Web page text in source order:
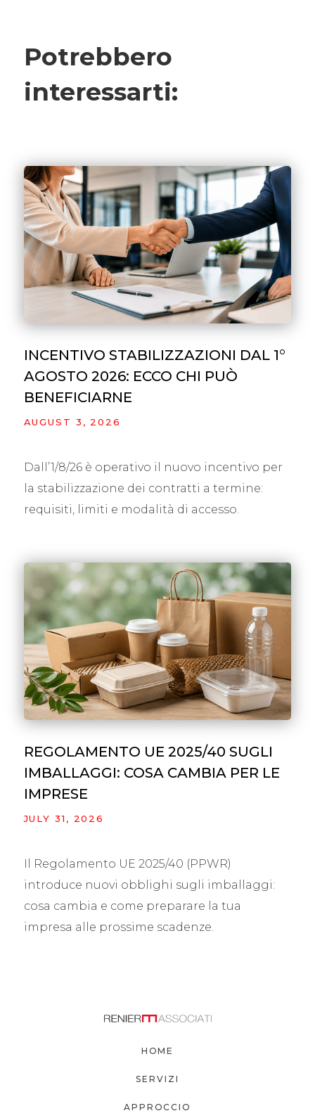
Potrebbero
interessarti:
INCENTIVO STABILIZZAZIONI DAL 1°
AGOSTO 2026: ECCO CHI PUÒ
BENEFICIARNE
AUGUST 3, 2026
Dall’1/8/26 è operativo il nuovo incentivo per
la stabilizzazione dei contratti a termine:
requisiti, limiti e modalità di accesso.
REGOLAMENTO UE 2025/40 SUGLI
IMBALLAGGI: COSA CAMBIA PER LE
IMPRESE
JULY 31, 2026
Il Regolamento UE 2025/40 (PPWR)
introduce nuovi obblighi sugli imballaggi:
cosa cambia e come preparare la tua
impresa alle prossime scadenze.
HOME
SERVIZI
APPROCCIO